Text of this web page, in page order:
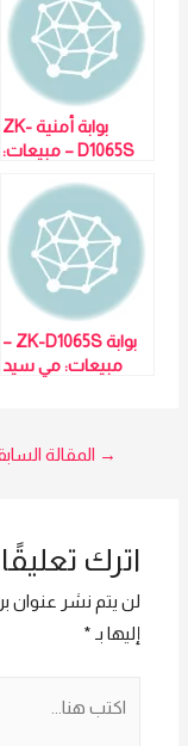
بوابة أمنية ZK-
D1065S – مبيعات:
01023629342
بوابة ZK-D1065S –
مبيعات: مي سيد
تصفّح
→ المقالة
اترك تعليقًا
لن يتم نشر عنوان
إليها بـ *